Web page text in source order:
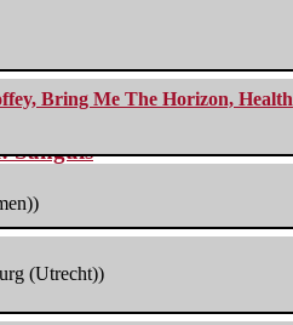
Sanguis
Bring Me The Horizon, Health
(Utrecht))